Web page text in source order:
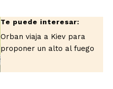
Orban viaja a Kiev para
proponer un alto al fuego